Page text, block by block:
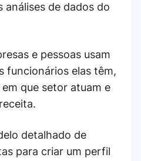
análises de dados do
e pessoas usam
funcionários elas têm,
que setor atuam e
detalhado de
para criar um perfil